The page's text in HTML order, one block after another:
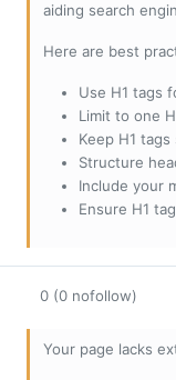
aiding search
Here are best
Use H1 tags
Limit to one
Keep H1
Structure
Include your
Ensure H1
0 (0 nofollow)
Your page lacks